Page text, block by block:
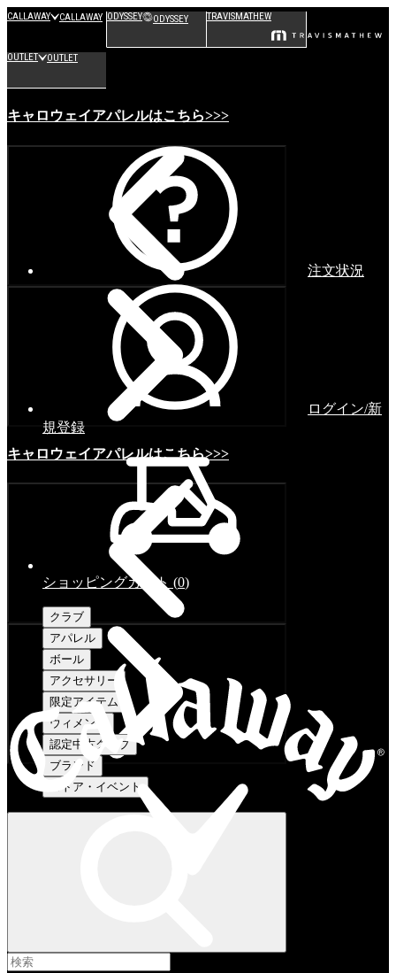
CALLAWAY CALLAWAY ODYSSEY ODYSSEY TRAVISMATHEW
OUTLET OUTLET
キャロウェイアパレルはこちら>>>
キャロウェイアパレルはこちら>>>
注文状況
ログイン/新
規登録
ショッピングカート (0)
クラブ
アパレル
ボール
アクセサリー
限定アイテム
ウィメンズ
認定中古クラブ
ブランド
ストア・イベント